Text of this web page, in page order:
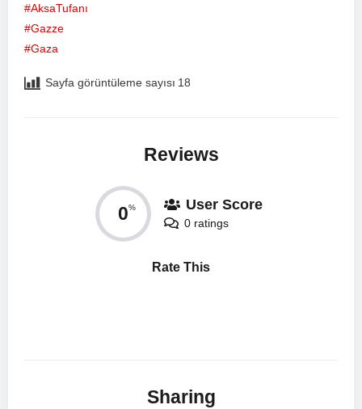
#AksaTufanı
#Gazze
#Gaza
Sayfa görüntüleme sayısı 18
Reviews
0% User Score
0 ratings
Rate This
Sharing